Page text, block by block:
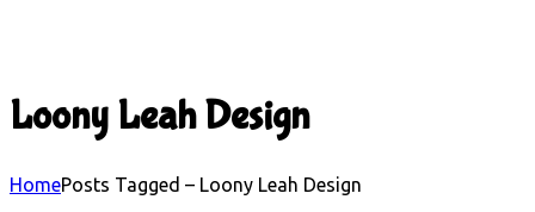
Loony Leah Design
HomePosts Tagged – Loony Leah Design